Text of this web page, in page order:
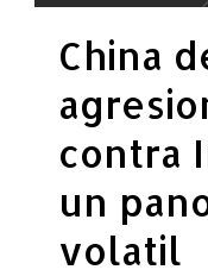
China
contra
un
volatil